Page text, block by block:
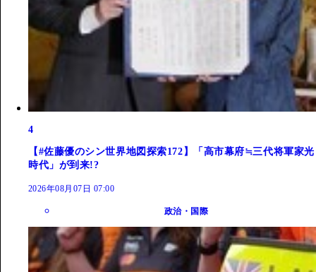
4
【#佐藤優のシン世界地図探索172】「高市幕府≒三代将軍家光
時代」が到来!?
2026年08月07日 07:00
政治・国際